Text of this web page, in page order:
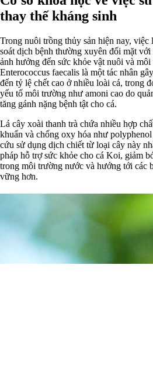
thay thế kháng sinh
Trong nuôi trồng thủy sản hiện nay, việc
soát dịch bệnh thường xuyên đối mặt
ảnh hưởng đến sức khỏe vật nuôi và
Enterococcus faecalis là một tác nhân
đến tỷ lệ chết cao ở nhiều loài cá, trong
yếu tố môi trường như amoni cao do
tăng gánh nặng bệnh tật cho cá.
Lá cây xoài thanh trà chứa nhiều hợp
khuẩn và chống oxy hóa như
cứu sử dụng dịch chiết từ loại cây này
pháp hỗ trợ sức khỏe cho cá Koi, giảm
trong môi trường nước và hướng tới các
vững hơn.